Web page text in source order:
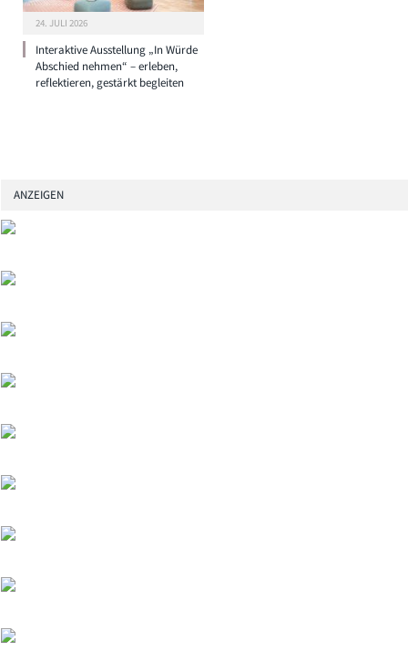
24. JULI 2026
Interaktive Ausstellung „In Würde
Abschied nehmen“ – erleben,
reflektieren, gestärkt begleiten
ANZEIGEN